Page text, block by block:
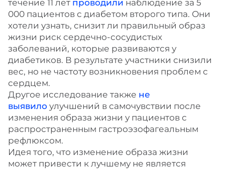
течение 11 лет проводили наблюдение за 5
000 пациентов с диабетом второго типа. Они
хотели узнать, снизит ли правильный образ
жизни риск сердечно-сосудистых
заболеваний, которые развиваются у
диабетиков. В результате участники снизили
вес, но не частоту возникновения проблем с
сердцем.
Другое исследование также не
выявило улучшений в самочувствии после
изменения образа жизни у пациентов с
распространенным гастроэзофагеальным
рефлюксом.
Идея того, что изменение образа жизни
может привести к лучшему не является